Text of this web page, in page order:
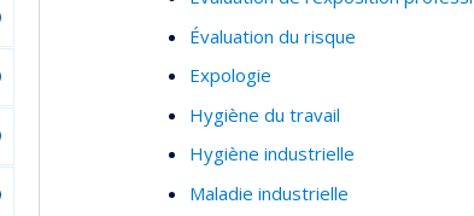
Évaluation du risque
Expologie
Hygiène du travail
Hygiène industrielle
Maladie industrielle